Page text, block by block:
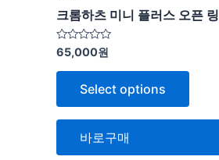
크롬하츠 미니 플러스 오픈 링
5
중
에
평
가
65,000원
Select options
바로구매